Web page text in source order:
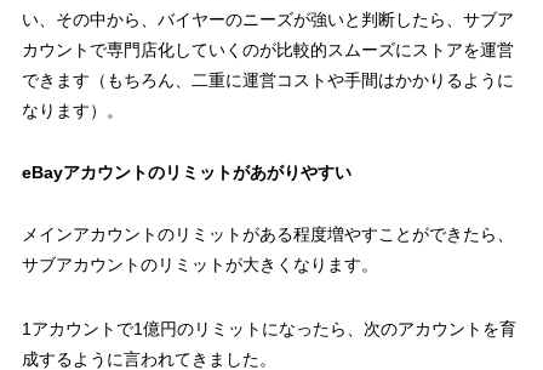
い、その中から、バイヤーのニーズが強いと判断したら、サブア
カウントで専門店化していくのが比較的スムーズにストアを運営
できます（もちろん、二重に運営コストや手間はかかりるように
なります）。
eBayアカウントのリミットがあがりやすい
メインアカウントのリミットがある程度増やすことができたら、
サブアカウントのリミットが大きくなります。
1アカウントで1億円のリミットになったら、次のアカウントを育
成するように言われてきました。